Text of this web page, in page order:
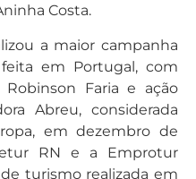
Costa.
a maior campanha
em Portugal, com
Faria e ação
Abreu, considerada
em dezembro de
RN e a Emprotur
turismo realizada em